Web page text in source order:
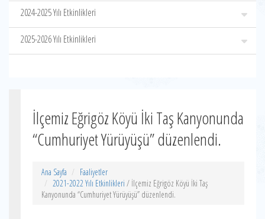
2024-2025 Yılı Etkinlikleri
2025-2026 Yılı Etkinlikleri
İlçemiz Eğrigöz Köyü İki Taş Kanyonunda
“Cumhuriyet Yürüyüşü” düzenlendi.
Ana Sayfa
Faaliyetler
2021-2022 Yılı Etkinlikleri / İlçemiz Eğrigöz Köyü İki Taş
Kanyonunda “Cumhuriyet Yürüyüşü” düzenlendi.